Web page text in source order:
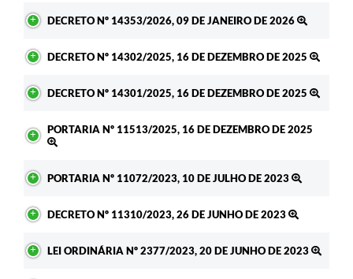
DECRETO Nº 14353/2026, 09 DE JANEIRO DE 2026
DECRETO Nº 14302/2025, 16 DE DEZEMBRO DE 2025
DECRETO Nº 14301/2025, 16 DE DEZEMBRO DE 2025
PORTARIA Nº 11513/2025, 16 DE DEZEMBRO DE 2025
PORTARIA Nº 11072/2023, 10 DE JULHO DE 2023
DECRETO Nº 11310/2023, 26 DE JUNHO DE 2023
LEI ORDINÁRIA Nº 2377/2023, 20 DE JUNHO DE 2023